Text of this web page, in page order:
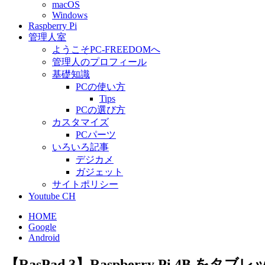
macOS
Windows
Raspberry Pi
管理人室
ようこそPC-FREEDOMへ
管理人のプロフィール
基礎知識
PCの使い方
Tips
PCの選び方
カスタマイズ
PCパーツ
いろいろ記事
デジカメ
ガジェット
サイトポリシー
Youtube CH
HOME
Google
Android